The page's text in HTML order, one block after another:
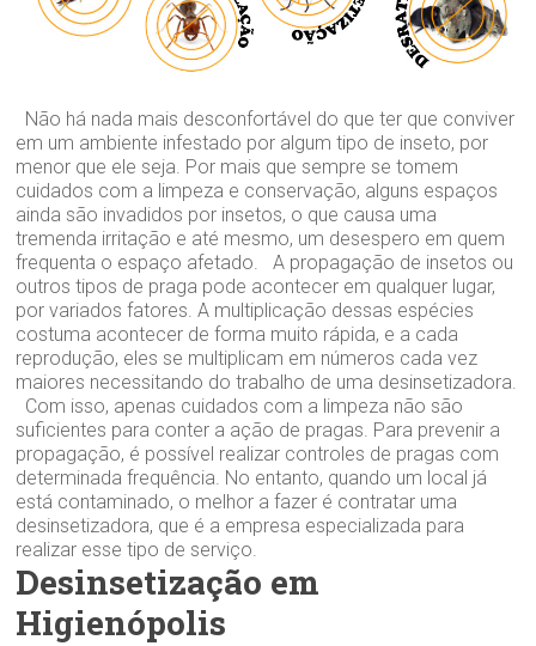
Não há nada mais desconfortável do que ter que conviver
em um ambiente infestado por algum tipo de inseto, por
menor que ele seja. Por mais que sempre se tomem
cuidados com a limpeza e conservação, alguns espaços
ainda são invadidos por insetos, o que causa uma
tremenda irritação e até mesmo, um desespero em quem
frequenta o espaço afetado. A propagação de insetos ou
outros tipos de praga pode acontecer em qualquer lugar,
por variados fatores. A multiplicação dessas espécies
costuma acontecer de forma muito rápida, e a cada
reprodução, eles se multiplicam em números cada vez
maiores necessitando do trabalho de uma desinsetizadora.
Com isso, apenas cuidados com a limpeza não são
suficientes para conter a ação de pragas. Para prevenir a
propagação, é possível realizar controles de pragas com
determinada frequência. No entanto, quando um local já
está contaminado, o melhor a fazer é contratar uma
desinsetizadora, que é a empresa especializada para
realizar esse tipo de serviço.
Desinsetização em
Higienópolis